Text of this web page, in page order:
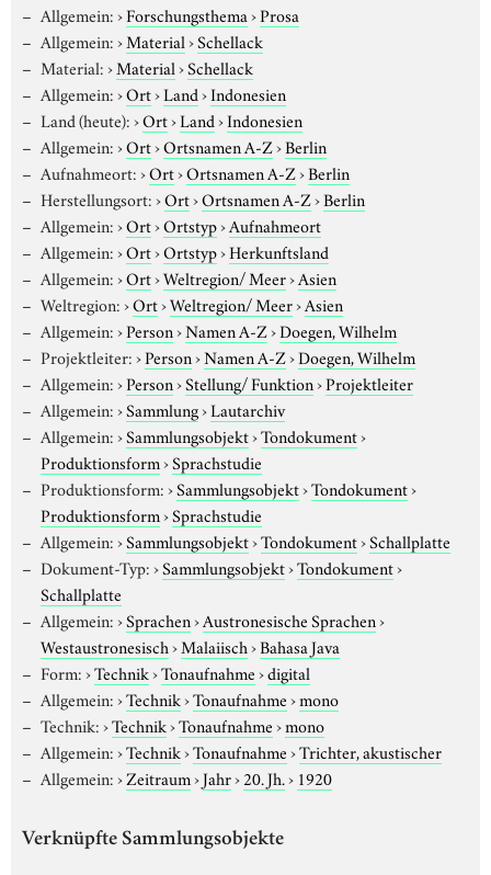
Allgemein:›Forschungsthema›Prosa
Allgemein:›Material›Schellack
Material:›Material›Schellack
Allgemein:›Ort›Land›Indonesien
Land (heute):›Ort›Land›Indonesien
Allgemein:›Ort›Ortsnamen A-Z›Berlin
Aufnahmeort:›Ort›Ortsnamen A-Z›Berlin
Herstellungsort:›Ort›Ortsnamen A-Z›Berlin
Allgemein:›Ort›Ortstyp›Aufnahmeort
Allgemein:›Ort›Ortstyp›Herkunftsland
Allgemein:›Ort›Weltregion/ Meer›Asien
Weltregion:›Ort›Weltregion/ Meer›Asien
Allgemein:›Person›Namen A-Z›Doegen, Wilhelm
Projektleiter:›Person›Namen A-Z›Doegen, Wilhelm
Allgemein:›Person›Stellung/ Funktion›Projektleiter
Allgemein:›Sammlung›Lautarchiv
Allgemein:›Sammlungsobjekt›Tondokument›
Produktionsform›Sprachstudie
Produktionsform:›Sammlungsobjekt›Tondokument›
Produktionsform›Sprachstudie
Allgemein:›Sammlungsobjekt›Tondokument›Schallplatte
Dokument-Typ:›Sammlungsobjekt›Tondokument›
Schallplatte
Allgemein:›Sprachen›Austronesische Sprachen›
Westaustronesisch›Malaiisch›Bahasa Java
Form:›Technik›Tonaufnahme›digital
Allgemein:›Technik›Tonaufnahme›mono
Technik:›Technik›Tonaufnahme›mono
Allgemein:›Technik›Tonaufnahme›Trichter, akustischer
Allgemein:›Zeitraum›Jahr›20. Jh.› 1920
Verknüpfte Sammlungsobjekte